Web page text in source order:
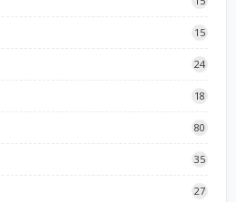
15
24
18
80
35
27